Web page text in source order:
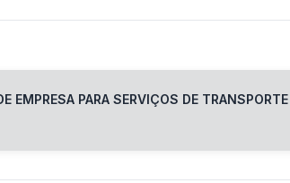
EMPRESA PARA SERVIÇOS DE